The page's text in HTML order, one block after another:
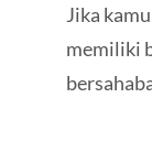
Jika
memiliki